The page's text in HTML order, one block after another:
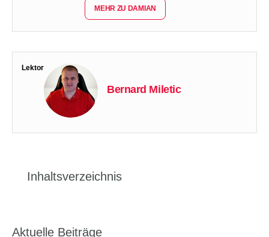
MEHR ZU DAMIAN
Lektor
Bernard Miletic
Inhaltsverzeichnis
Aktuelle Beiträge